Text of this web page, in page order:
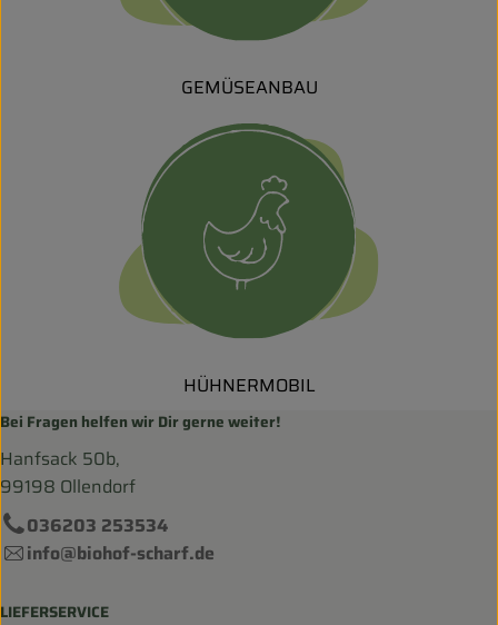
GEMÜSEANBAU
HÜHNERMOBIL
Bei Fragen helfen wir Dir gerne weiter!
Hanfsack 50b,
99198 Ollendorf
036203 253534
info@biohof-scharf.de
LIEFERSERVICE